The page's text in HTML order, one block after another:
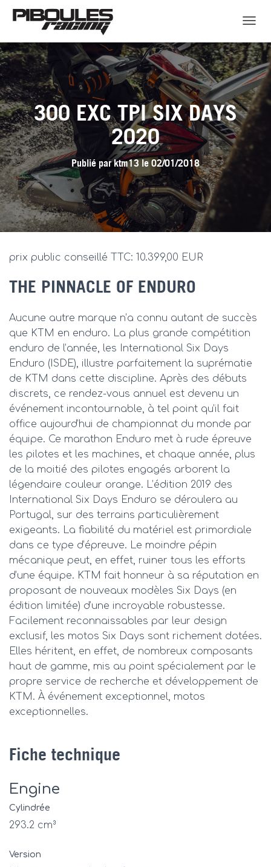
É
P
L
I
E
R
L
A
300 EXC TPI SIX DAYS
2020
Publié parktm13 le 02/01/2018
prix public conseillé TTC: 10.399,00 EUR
THE PINNACLE OF ENDURO
Aucune autre marque n’a connu autant de succès
que KTM en enduro. La plus grande compétition
enduro de l’année, les International Six Days
Enduro (ISDE), illustre parfaitement la suprématie
de KTM dans cette discipline. Après des débuts
discrets, ce rendez-vous annuel est devenu un
événement incontournable, à tel point qu’il fait
office aujourd’hui de championnat du monde par
équipe. Ce marathon Enduro met à rude épreuve
les pilotes et les machines, et chaque année, plus
de la moitié des pilotes engagés arborent la
légendaire couleur orange. L’édition 2019 des
International Six Days Enduro se déroulera au
Portugal, sur des terrains particulièrement
exigeants. La fiabilité du matériel est primordiale
dans ce type d’épreuve. Le moindre pépin
mécanique peut, en effet, ruiner tous les efforts
d’une équipe. KTM fait honneur à sa réputation en
proposant de nouveaux modèles Six Days (en
édition limitée) d’une incroyable robustesse.
Facilement reconnaissables par leur design
exclusif, les motos Six Days sont richement dotées.
Elles héritent, en effet, de nombreux composants
haut de gamme, mis au point spécialement par le
propre service de recherche et développement de
KTM. À événement exceptionnel, motos
exceptionnelles.
Fiche technique
Engine
Cylindrée
293.2 cm³
Version